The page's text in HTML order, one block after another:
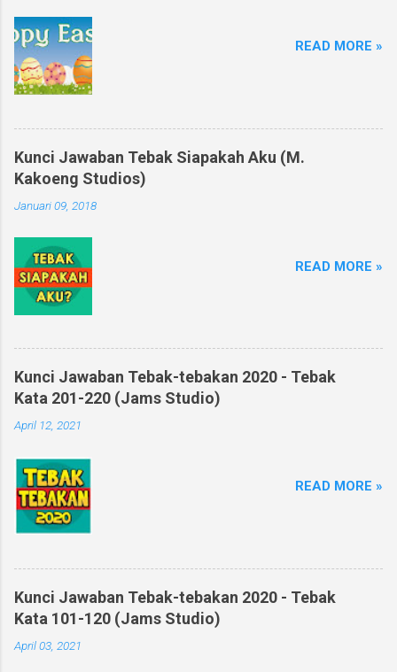
READ MORE »
Kunci Jawaban Tebak Siapakah Aku (M.
Kakoeng Studios)
Januari 09, 2018
READ MORE »
Kunci Jawaban Tebak-tebakan 2020 - Tebak
Kata 201-220 (Jams Studio)
April 12, 2021
READ MORE »
Kunci Jawaban Tebak-tebakan 2020 - Tebak
Kata 101-120 (Jams Studio)
April 03, 2021